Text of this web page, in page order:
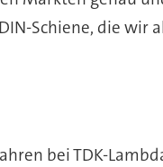
Schiene, die wir
bei TDK-